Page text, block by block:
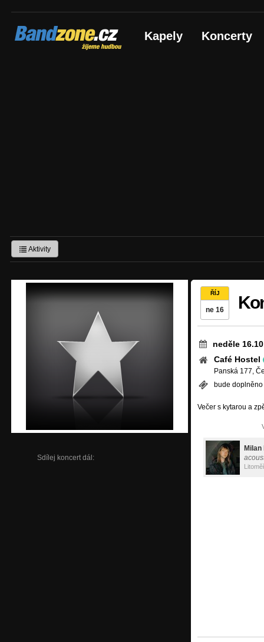
Bandzone.cz
žijeme hudbou Kapely Koncerty
Aktivity
Sdílej koncert dál:
ŘÍJ
ne 16
neděle
Café Hostel
Panská 177,
bude doplněno
Večer s kytarou a